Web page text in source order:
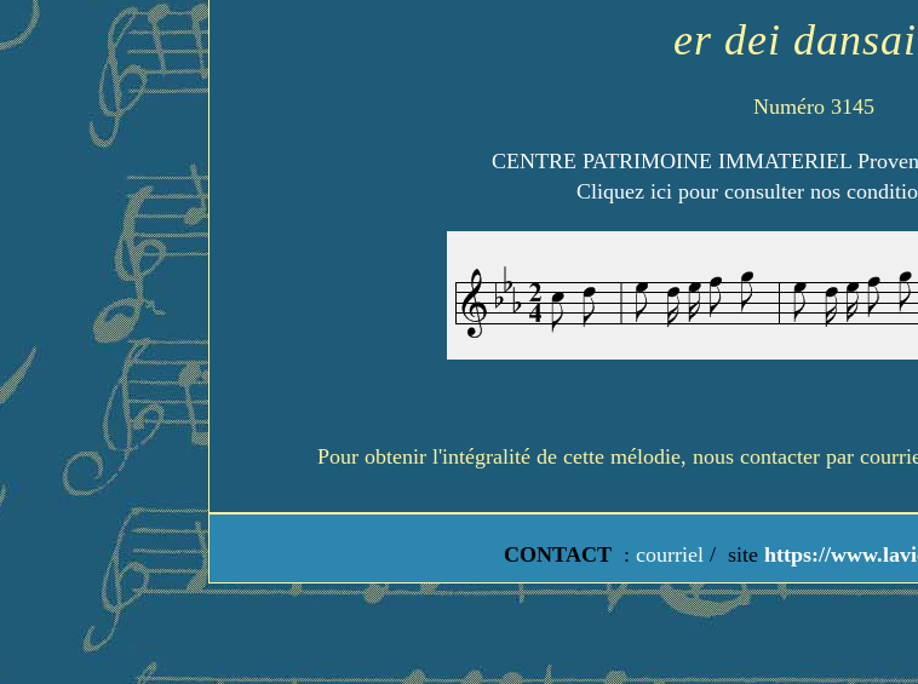
er dei
Numéro 3145
CENTRE PATRIMOINE IMMATERIEL
Cliquez ici pour consulter nos
Pour obtenir l'intégralité de cette mélodie, nous contacter par
CONTACT : courriel / site https://